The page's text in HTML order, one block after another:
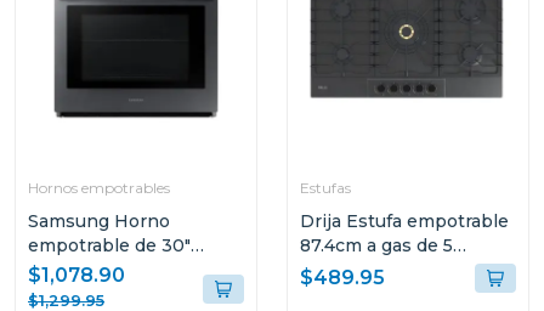
Hornos empotrables
Samsung Horno
empotrable de 30"
electrico wi-fi resistente
a huellas nv51t5511sg
$1,078.90
$1,299.95
Estufas
Drija Estufa empotrable
87.4cm a gas de 5
quemadores italia
$489.95